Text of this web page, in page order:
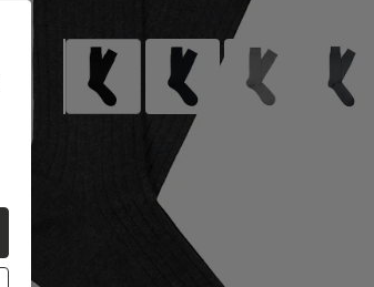
label.header.wishlist
Darmowa dostawa w 1–3 dni robocze